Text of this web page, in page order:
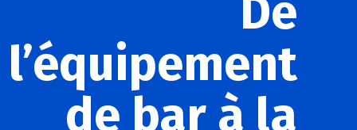
De
l’équipement
de bar à la